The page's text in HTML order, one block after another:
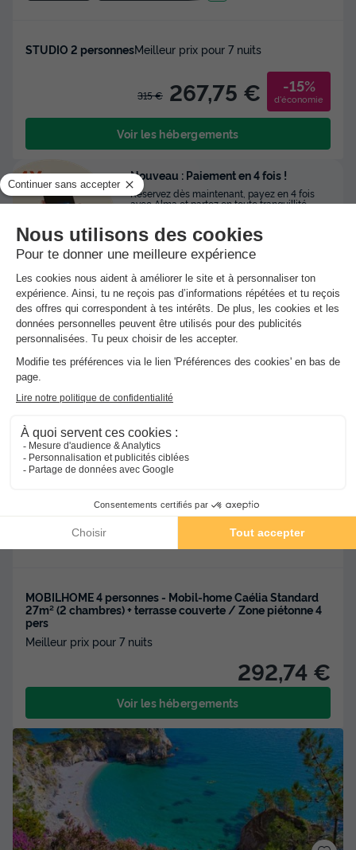
STUDIO 2 personnesMeilleur prix pour 7 nuits
315 € 267,75 € -15%
d'économie
Voir les hébergements
Flower Camping le Kergariou
Clohars Carnoet -Voir sur la carte
142 avis
8.6/10
Wifi payant Bord de mer
MOBILHOME 4 personnes - Mobil-home Caélia Standard
27m² (2 chambres) + terrasse couverte / Zone piétonne 4
pers
Meilleur prix pour 7 nuits
292,74 €
Voir les hébergements
Nouveau : Paiement en 4 fois !
Réservez dès maintenant, payez en 4 fois
avec Alma et partez en toute tranquillité.